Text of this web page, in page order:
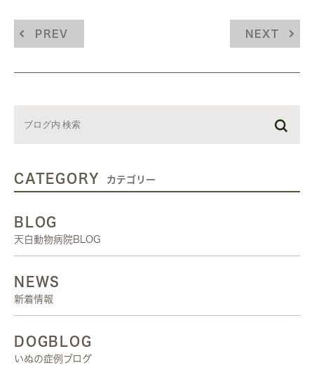
PREV NEXT
CATEGORY カテゴリー
BLOG
天白動物病院BLOG
NEWS
新着情報
DOGBLOG
いぬの症例ブログ